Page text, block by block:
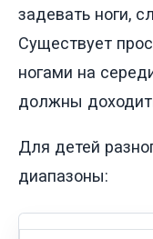
задевать ноги,
Существует
ногами на
должны
Для детей
диапазоны: